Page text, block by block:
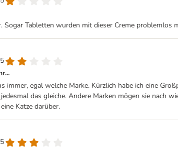
Sogar Tabletten wurden mit dieser Creme
immer, egal welche Marke. Kürzlich habe ich eine
das gleiche. Andere Marken mögen sie
Katze darüber.